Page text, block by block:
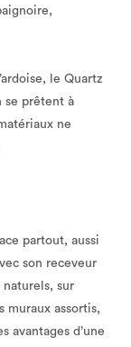
le Quartz
se prêtent à
ne
partout, aussi
son receveur
sur
muraux assortis,
avantages d’une